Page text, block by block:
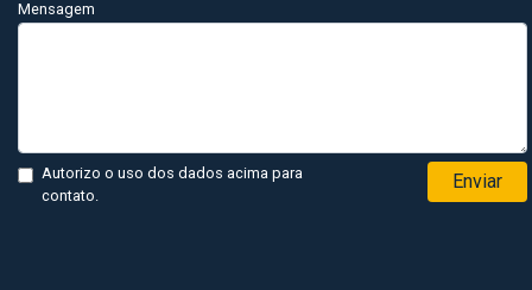
Mensagem
Autorizo o uso dos dados acima para
contato.
Enviar